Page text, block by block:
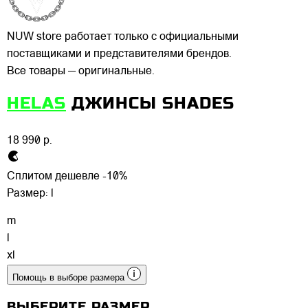
NUW store работает только с официальными
поставщиками и представителями брендов.
Все товары — оригинальные.
HELAS ДЖИНСЫ SHADES
18 990 р.
Сплитом дешевле -10%
Размер:
m
xl
Помощь в выборе размера